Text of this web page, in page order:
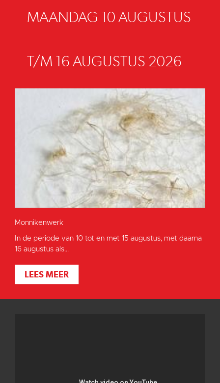
MAANDAG 10 AUGUSTUS
T/M 16 AUGUSTUS 2026
Monnikenwerk
In de periode van 10 tot en met 15 augustus, met daarna
16 augustus als...
LEES MEER